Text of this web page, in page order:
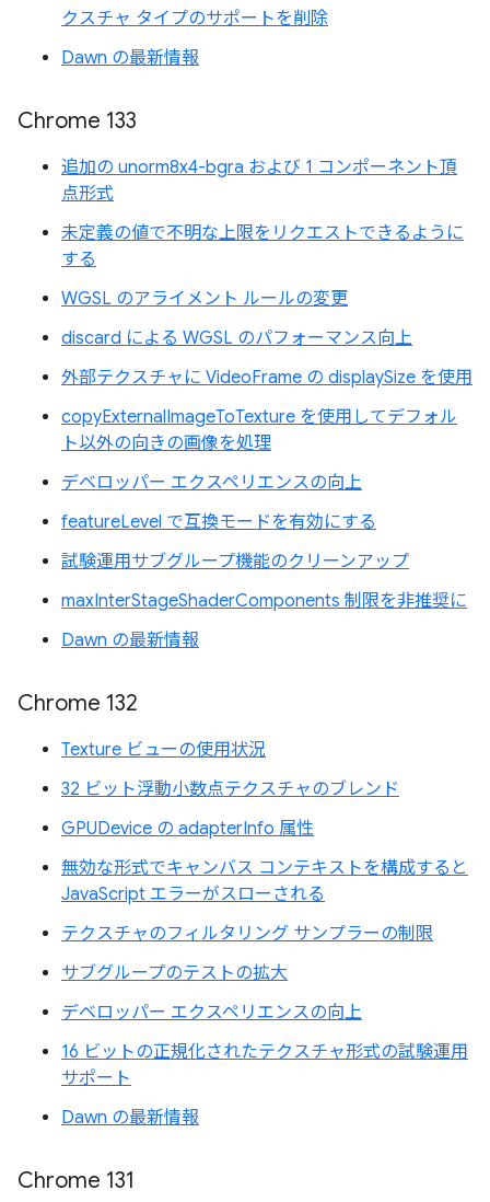
クスチャ タイプのサポートを削除
Dawn の最新情報
Chrome 133
追加の unorm8x4-bgra および 1 コンポーネント頂
点形式
未定義の値で不明な上限をリクエストできるように
する
WGSL のアライメント ルールの変更
discard による WGSL のパフォーマンス向上
外部テクスチャに VideoFrame の displaySize を使用
copyExternalImageToTexture を使用してデフォル
ト以外の向きの画像を処理
デベロッパー エクスペリエンスの向上
featureLevel で互換モードを有効にする
試験運用サブグループ機能のクリーンアップ
maxInterStageShaderComponents 制限を非推奨に
Dawn の最新情報
Chrome 132
Texture ビューの使用状況
32 ビット浮動小数点テクスチャのブレンド
GPUDevice の adapterInfo 属性
無効な形式でキャンバス コンテキストを構成すると
JavaScript エラーがスローされる
テクスチャのフィルタリング サンプラーの制限
サブグループのテストの拡大
デベロッパー エクスペリエンスの向上
16 ビットの正規化されたテクスチャ形式の試験運用
サポート
Dawn の最新情報
Chrome 131